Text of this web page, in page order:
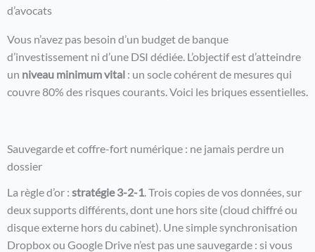
d’avocats
Vous n’avez pas besoin d’un budget de banque
d’investissement ni d’une DSI dédiée. L’objectif est d’atteindre
un niveau minimum vital : un socle cohérent de mesures qui
couvre 80% des risques courants. Voici les briques essentielles.
Sauvegarde et coffre-fort numérique : ne jamais perdre un
dossier
La règle d’or : stratégie 3-2-1 . Trois copies de vos données, sur
deux supports différents, dont une hors site (cloud chiffré ou
disque externe hors du cabinet). Une simple synchronisation
Dropbox ou Google Drive n’est pas une sauvegarde : si vous